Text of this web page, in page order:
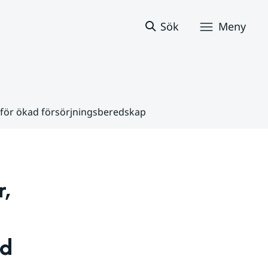
Sök Meny
ökad försörjningsberedskap